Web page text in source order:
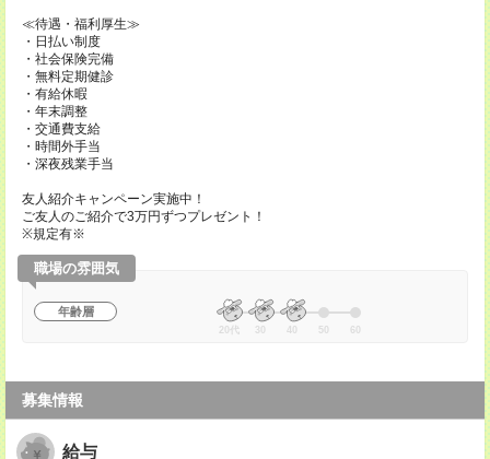
≪待遇・福利厚生≫
・日払い制度
・社会保険完備
・無料定期健診
・有給休暇
・年末調整
・交通費支給
・時間外手当
・深夜残業手当
友人紹介キャンペーン実施中！
ご友人のご紹介で3万円ずつプレゼント！
※規定有※
職場の雰囲気
年齢層
20代 30 40 50 60
募集情報
給与